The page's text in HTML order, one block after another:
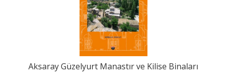
Aksaray Güzelyurt Manastır ve Kilise Binaları